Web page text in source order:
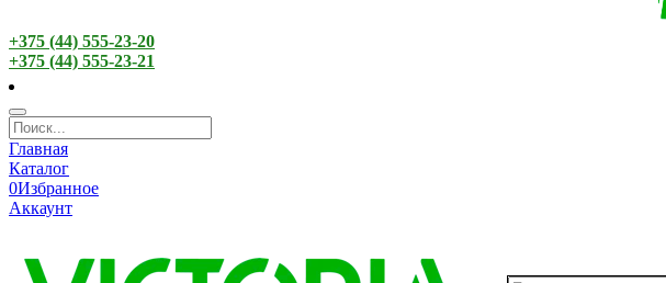
+375 (44) 555-23-20
+375 (44) 555-23-21
Главная
Каталог
0Избранное
Аккаунт